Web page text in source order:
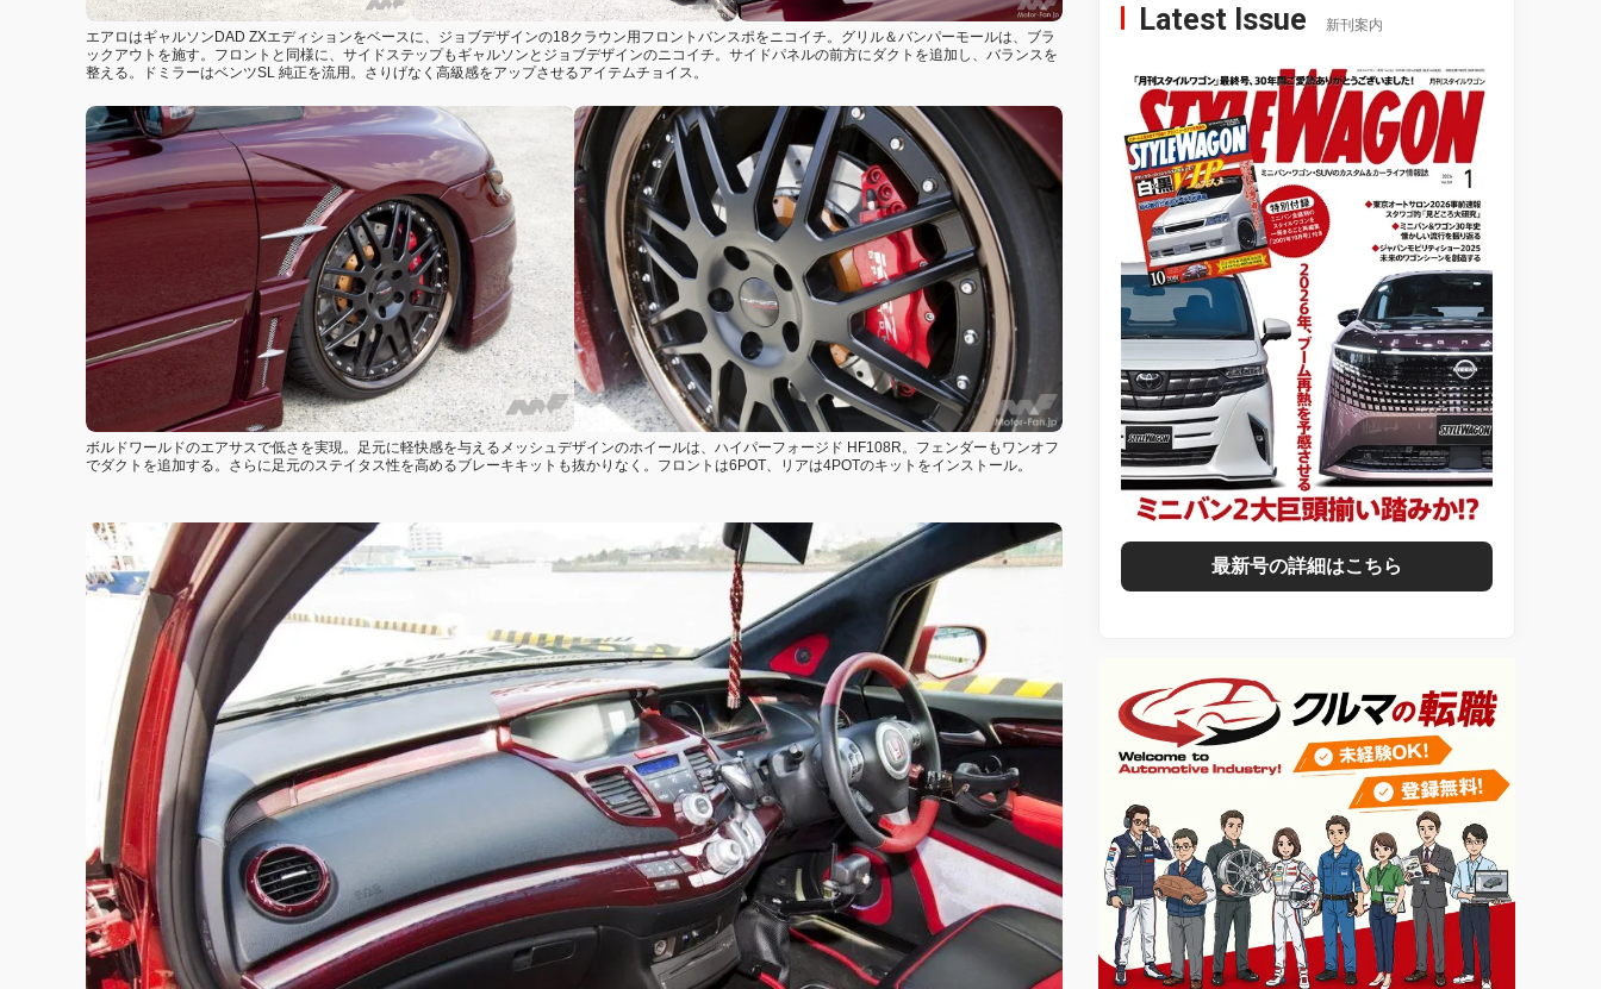
エアロはギャルソンDAD ZXエディションをベースに、ジョブデザインの18クラウン用フロントバンスポをニコイチ。グリル＆バンパーモールは、ブラ
ックアウトを施す。フロントと同様に、サイドステップもギャルソンとジョブデザインのニコイチ。サイドパネルの前方にダクトを追加し、バランスを
整える。ドミラーはベンツSL 純正を流用。さりげなく高級感をアップさせるアイテムチョイス。
ボルドワールドのエアサスで低さを実現。足元に軽快感を与えるメッシュデザインのホイールは、ハイパーフォージド HF108R。フェンダーもワンオフ
でダクトを追加する。さらに足元のステイタス性を高めるブレーキキットも抜かりなく。フロントは6POT、リアは4POTのキットをインストール。
Latest Issue 新刊案内
最新号の詳細はこちら